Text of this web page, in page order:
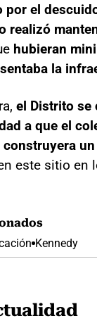
por el
realizó
hubieran
la
el Distrito se
a que el
este sitio en
Kennedy